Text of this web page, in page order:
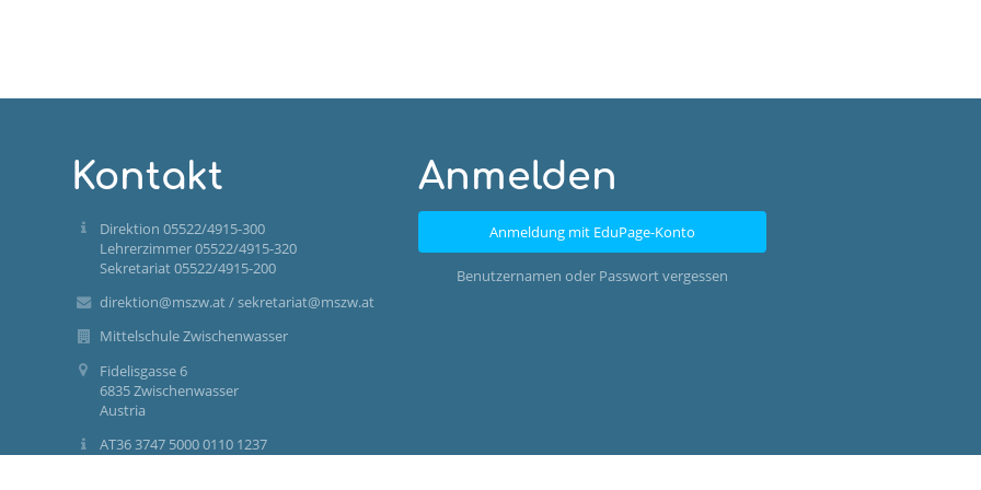
Kontakt
Direktion 05522/4915-300
Lehrerzimmer 05522/4915-320
Sekretariat 05522/4915-200
direktion@mszw.at / sekretariat@mszw.at
Mittelschule Zwischenwasser
Fidelisgasse 6
6835 Zwischenwasser
Austria
AT36 3747 5000 0110 1237
Anmelden
Anmeldung mit EduPage-Konto
Benutzernamen oder Passwort vergessen